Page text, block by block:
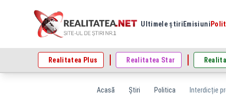
Ultimele știri Emisiuni
Realitatea Plus Realitatea Star
Acasă Știri Politica Interdicție